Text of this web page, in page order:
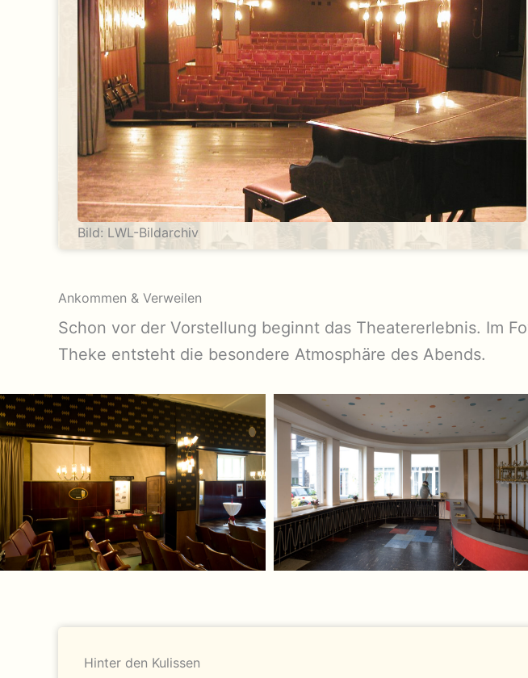
Bild: LWL-Bildarchiv
Ankommen & Verweilen
Schon vor der Vorstellung beginnt das Theatererlebnis. Im
Theke entsteht die besondere Atmosphäre des Abends.
Hinter den Kulissen